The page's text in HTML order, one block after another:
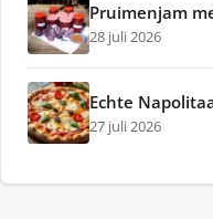
Pruimenjam
28 juli 2026
Echte
27 juli 2026